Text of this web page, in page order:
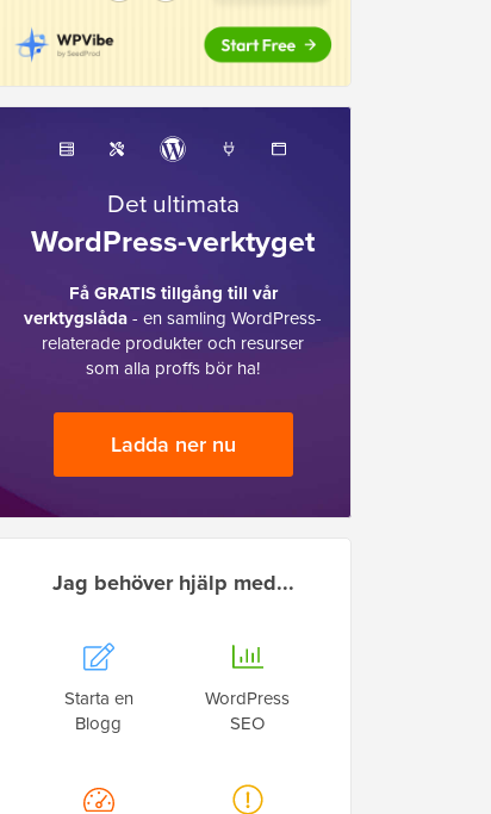
Det ultimata
WordPress-verktyget
Få GRATIS tillgång till vår
verktygslåda- en samling WordPress-
relaterade produkter och resurser
som alla proffs bör ha!
Ladda ner nu
Jag behöver hjälp med...
Starta en
Blogg
WordPress
SEO